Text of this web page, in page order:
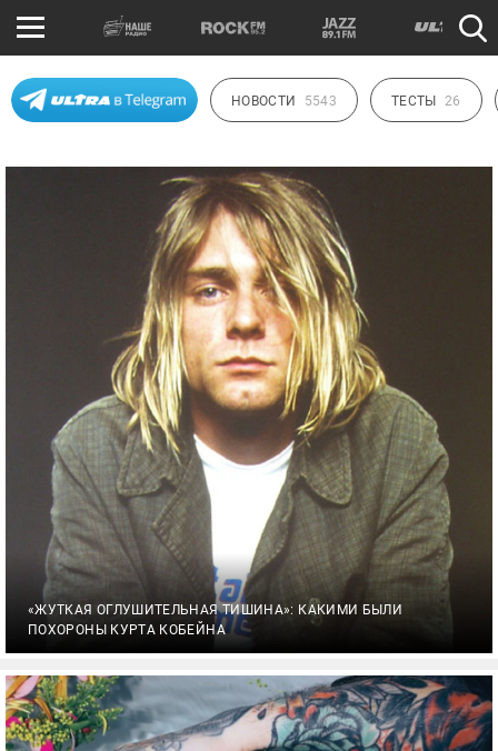
НОВОСТИ 5543 ТЕСТЫ 26
«ЖУТКАЯ ОГЛУШИТЕЛЬНАЯ ТИШИНА»: КАКИМИ БЫЛИ
ПОХОРОНЫ КУРТА КОБЕЙНА